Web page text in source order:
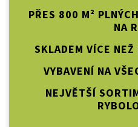
PŘES 800 M²
NA
SKLADEM VÍCE
VYBAVENÍ NA
NEJVĚTŠÍ